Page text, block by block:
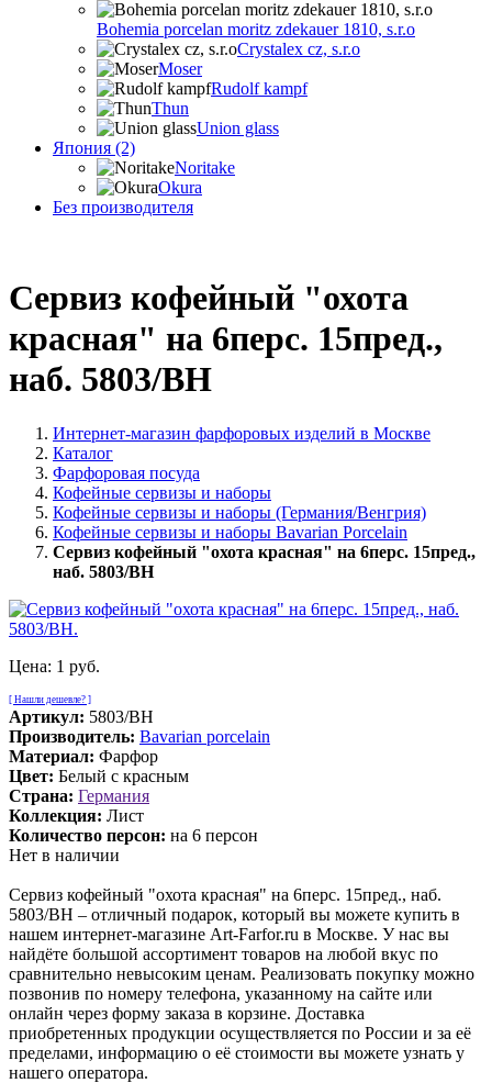
Bohemia porcelan moritz zdekauer 1810, s.r.o
Crystalex cz, s.r.o
Moser
Rudolf kampf
Thun
Union glass
Япония (2)
Noritake
Okura
Без производителя
Сервиз кофейный "охота
красная" на 6перс. 15пред.,
наб. 5803/BH
Интернет-магазин фарфоровых изделий в Москве
Каталог
Фарфоровая посуда
Кофейные сервизы и наборы
Кофейные сервизы и наборы (Германия/Венгрия)
Кофейные сервизы и наборы Bavarian Porcelain
Сервиз кофейный "охота красная" на 6перс. 15пред.,
наб. 5803/BH
Цена: 1 руб.
[ Нашли дешевле? ]
Артикул: 5803/BH
Производитель: Bavarian porcelain
Материал: Фарфор
Цвет: Белый с красным
Страна: Германия
Коллекция: Лист
Количество персон: на 6 персон
Нет в наличии
Сервиз кофейный "охота красная" на 6перс. 15пред., наб.
5803/BH – отличный подарок, который вы можете купить в
нашем интернет-магазине Art-Farfor.ru в Москве. У нас вы
найдёте большой ассортимент товаров на любой вкус по
сравнительно невысоким ценам. Реализовать покупку можно
позвонив по номеру телефона, указанному на сайте или
онлайн через форму заказа в корзине. Доставка
приобретенных продукции осуществляется по России и за её
пределами, информацию о её стоимости вы можете узнать у
нашего оператора.